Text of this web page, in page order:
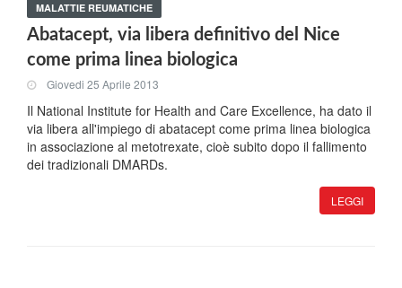
MALATTIE REUMATICHE
Abatacept, via libera definitivo del Nice
come prima linea biologica
Giovedi 25 Aprile 2013
Il National Institute for Health and Care Excellence, ha dato il
via libera all'impiego di abatacept come prima linea biologica
in associazione al metotrexate, cioè subito dopo il fallimento
dei tradizionali DMARDs.
LEGGI